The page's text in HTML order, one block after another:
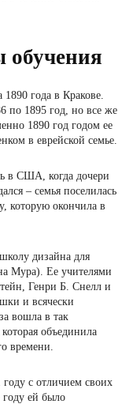
обучения
года в Кракове.
по 1895 год, но все же
1890 год годом ее
в еврейской семье.
в США, когда дочери
– семья поселилась
которую окончила в
дизайна для
Мура). Ее учителями
Генри Б. Снелл и
и всячески
​​вошла в так
объединила
времени.
году с отличием своих
году ей было